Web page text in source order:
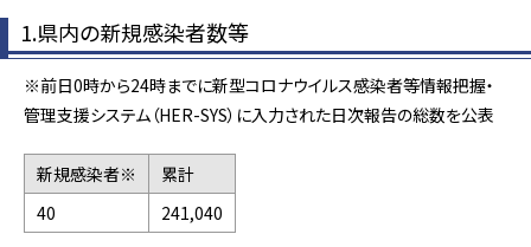
1.県内の新規感染者数等
※前日0時から24時までに新型コロナウイルス感染者等情報把握・
管理支援システム（HER-SYS）に入力された日次報告の総数を公表
新規感染者※
累計
40
241,040